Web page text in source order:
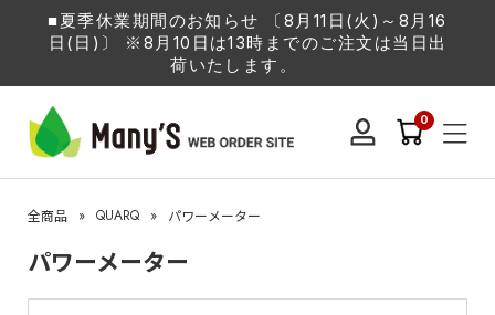
■夏季休業期間のお知らせ 〔8月11日(火)～8月16
日(日)〕 ※8月10日は13時までのご注文は当日出
荷いたします。
0
全商品 » QUARQ » パワーメーター
パワーメーター